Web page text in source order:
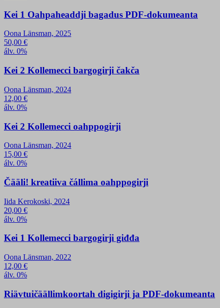
Kei 1 Oahpaheaddji bagadus PDF-dokumeanta
Oona Länsman, 2025
50,00 €
álv. 0%
Kei 2 Kollemecci bargogirji čakča
Oona Länsman, 2024
12,00 €
álv. 0%
Kei 2 Kollemecci oahppogirji
Oona Länsman, 2024
15,00 €
álv. 0%
Čääli! kreatiiva čállima oahppogirji
Iida Kerokoski, 2024
20,00 €
álv. 0%
Kei 1 Kollemecci bargogirji giđđa
Oona Länsman, 2022
12,00 €
álv. 0%
Riävtuičäällim­koortah digigirji ja PDF-dokumeanta